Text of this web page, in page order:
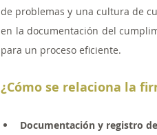
de problemas y una cultura de
en la documentación del
para un proceso eficiente.
¿Cómo se relaciona la
Documentación y registro